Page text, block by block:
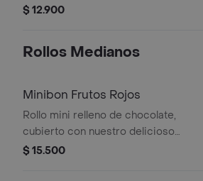
de caramelo y pecanas.
$ 12.900
Rollos Medianos
Minibon Frutos Rojos
Rollo mini relleno de chocolate,
cubierto con nuestro delicioso
frosting y salsa de frutos rojos (la
$ 15.500